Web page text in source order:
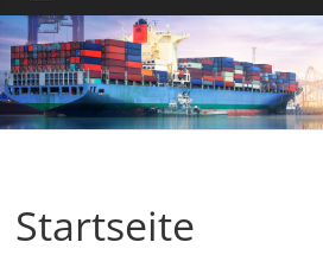
&
Co.
KG
Startseite